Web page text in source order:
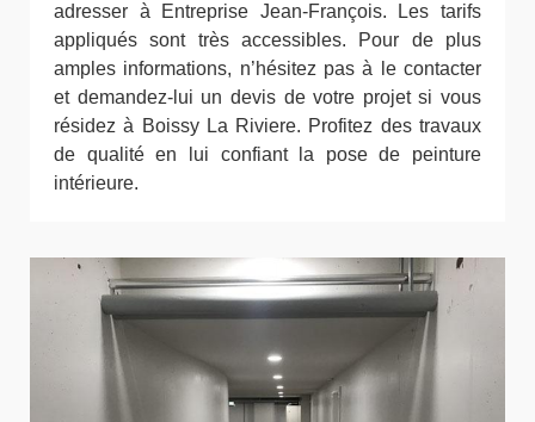
adresser à Entreprise Jean-François. Les tarifs
appliqués sont très accessibles. Pour de plus
amples informations, n’hésitez pas à le contacter
et demandez-lui un devis de votre projet si vous
résidez à Boissy La Riviere. Profitez des travaux
de qualité en lui confiant la pose de peinture
intérieure.